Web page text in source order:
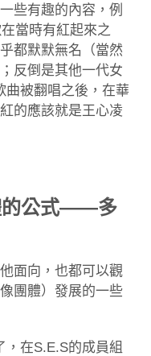
些有趣的內容，例
當時有紅起來之
都默默無名（當然
反倒是其他一代女
曲被翻唱之後，在華
的應該就是王心凌
的公式——多
面向，也都可以觀
團體）發展的一些
在S.E.S的成員組